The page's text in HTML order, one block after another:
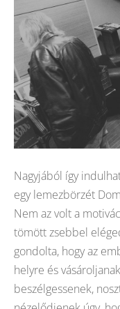
Nagyjából így
egy lemezbörzét
Nem az volt a
tömött zsebbel
gondolta, hogy az
helyre és
beszélgessenek,